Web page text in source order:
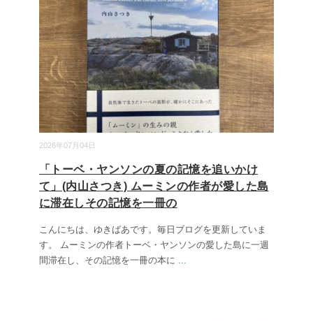
2026年07月04日
「トーベ・ヤンソンの夏の記憶を追いかけ
て」(内山さつき) ムーミンの作者が愛した島
に滞在しその記憶を一冊の
こんにちは、ゆきばあです。毎日ブログを更新していま
す。 ムーミンの作者トーベ・ヤンソンの愛した島に一週
間滞在し、その記憶を一冊の本に ...